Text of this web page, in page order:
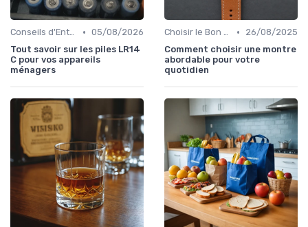
Conseils d'Entretien • 05/08/2026
Tout savoir sur les piles LR14
C pour vos appareils
ménagers
Choisir le Bon Appareil •
26/08/2025
Comment choisir une montre
abordable pour votre
quotidien